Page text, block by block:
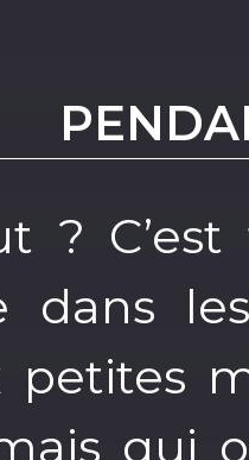
?
dans
petites
qui